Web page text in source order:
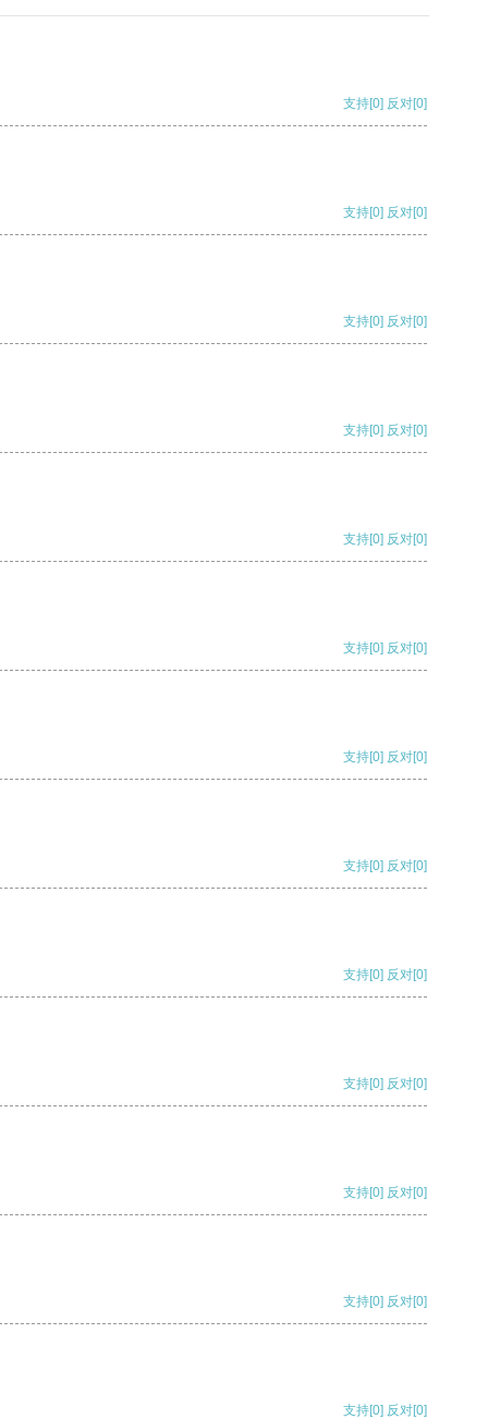
支持[0] 反对[0]
支持[0] 反对[0]
支持[0] 反对[0]
支持[0] 反对[0]
支持[0] 反对[0]
支持[0] 反对[0]
支持[0] 反对[0]
支持[0] 反对[0]
支持[0] 反对[0]
支持[0] 反对[0]
支持[0] 反对[0]
支持[0] 反对[0]
支持[0] 反对[0]